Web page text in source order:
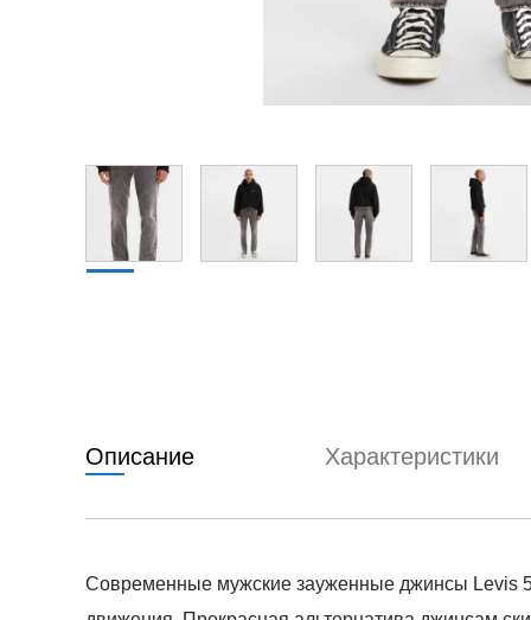
Описание Характеристики
Современные мужские зауженные джинсы Levis